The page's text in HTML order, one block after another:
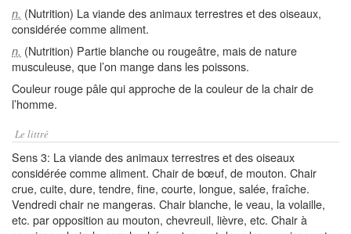
n. (Nutrition) La viande des animaux terrestres et des oiseaux,
considérée comme aliment.
n. (Nutrition) Partie blanche ou rougeâtre, mais de nature
musculeuse, que l’on mange dans les poissons.
Couleur rouge pâle qui approche de la couleur de la chair de
l’homme.
Le littré
Sens 3: La viande des animaux terrestres et des oiseaux
considérée comme aliment. Chair de bœuf, de mouton. Chair
crue, cuite, dure, tendre, fine, courte, longue, salée, fraîche.
Vendredi chair ne mangeras. Chair blanche, le veau, la volaille,
etc. par opposition au mouton, chevreuil, lièvre, etc. Chair à